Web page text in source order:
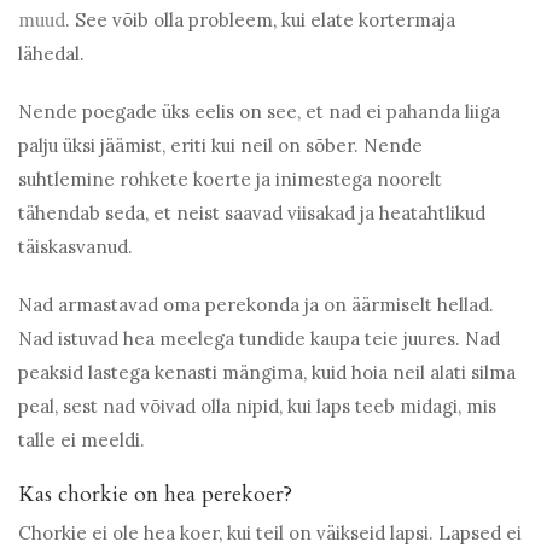
muud. See võib olla probleem, kui elate kortermaja
lähedal.
Nende poegade üks eelis on see, et nad ei pahanda liiga
palju üksi jäämist, eriti kui neil on sõber. Nende
suhtlemine rohkete koerte ja inimestega noorelt
tähendab seda, et neist saavad viisakad ja heatahtlikud
täiskasvanud.
Nad armastavad oma perekonda ja on äärmiselt hellad.
Nad istuvad hea meelega tundide kaupa teie juures. Nad
peaksid lastega kenasti mängima, kuid hoia neil alati silma
peal, sest nad võivad olla nipid, kui laps teeb midagi, mis
talle ei meeldi.
Kas chorkie on hea perekoer?
Chorkie ei ole hea koer, kui teil on väikseid lapsi. Lapsed ei